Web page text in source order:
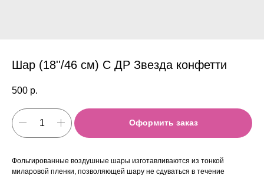
Шар (18''/46 см) С ДР Звезда конфетти
500 р.
Оформить заказ
Фольгированные воздушные шары изготавливаются из тонкой
миларовой пленки, позволяющей шару не сдуваться в течение